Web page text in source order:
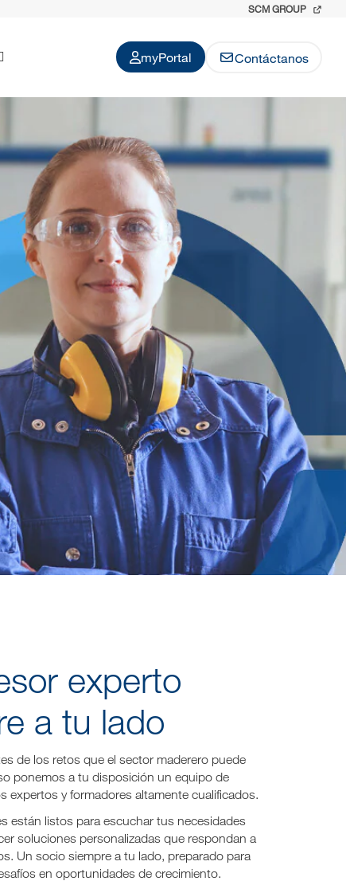
SCM GROUP
myPortal Contáctanos
experto
a tu lado
de los retos que el sector maderero puede
ponemos a tu disposición un equipo de
expertos y formadores altamente cualificados.
están listos para escuchar tus necesidades
soluciones personalizadas que respondan a
Un socio siempre a tu lado, preparado para
en oportunidades de crecimiento.